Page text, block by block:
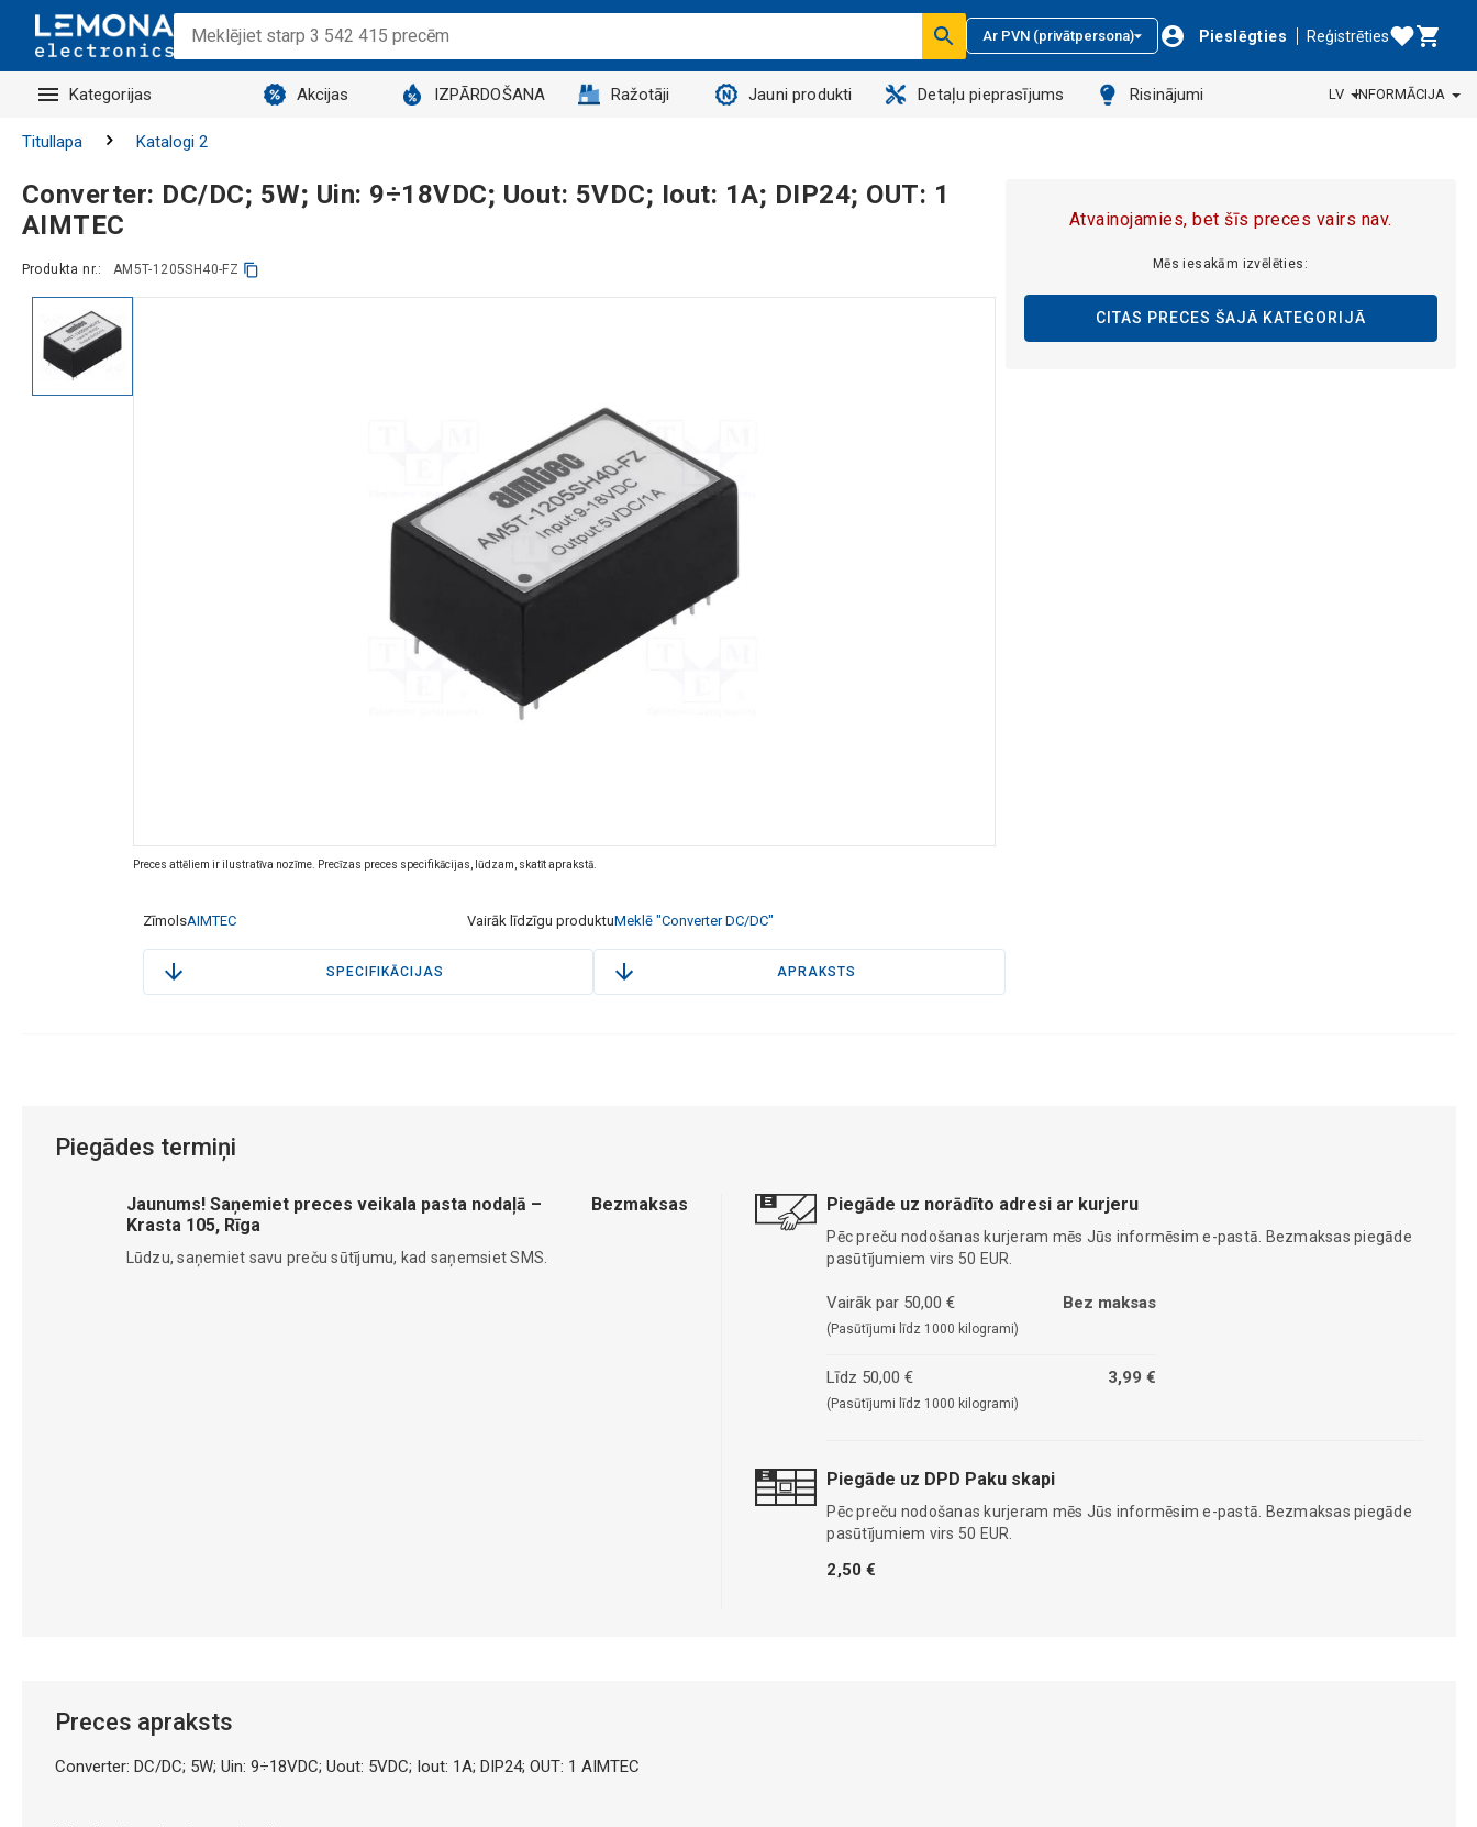
Ar PVN (privātpersona) Pieslēgties Reģistrēties
Kategorijas Akcijas IZPĀRDOŠANA Ražotāji Jauni produkti Detaļu pieprasījums Risinājumi LV INFORMĀCIJA
Titullapa Katalogi 2
Converter: DC/DC; 5W; Uin: 9÷18VDC; Uout: 5VDC; Iout: 1A; DIP24; OUT: 1
AIMTEC
Produkta nr.: AM5T-1205SH40-FZ
Preces attēliem ir ilustratīva nozīme. Precīzas preces specifikācijas, lūdzam, skatīt aprakstā.
ZīmolsAIMTEC Vairāk līdzīgu produktuMeklē "Converter DC/DC"
SPECIFIKĀCIJAS APRAKSTS
Atvainojamies, bet šīs preces vairs nav.
Mēs iesakām izvēlēties:
CITAS PRECES ŠAJĀ KATEGORIJĀ
Piegādes termiņi
Jaunums! Saņemiet preces veikala pasta nodaļā –
Krasta 105, Rīga
Bezmaksas
Lūdzu, saņemiet savu preču sūtījumu, kad saņemsiet SMS.
Piegāde uz norādīto adresi ar kurjeru
Pēc preču nodošanas kurjeram mēs Jūs informēsim e-pastā. Bezmaksas piegāde
pasūtījumiem virs 50 EUR.
Vairāk par 50,00 €
(Pasūtījumi līdz 1000 kilogrami)
Bez maksas
Līdz 50,00 €
(Pasūtījumi līdz 1000 kilogrami)
3,99 €
Piegāde uz DPD Paku skapi
Pēc preču nodošanas kurjeram mēs Jūs informēsim e-pastā. Bezmaksas piegāde
pasūtījumiem virs 50 EUR.
2,50 €
Preces apraksts
Converter: DC/DC; 5W; Uin: 9÷18VDC; Uout: 5VDC; Iout: 1A; DIP24; OUT: 1 AIMTEC